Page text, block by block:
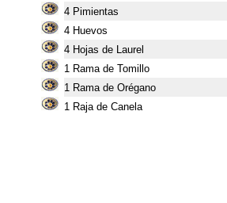
4 Pimientas
4 Huevos
4 Hojas de Laurel
1 Rama de Tomillo
1 Rama de Orégano
1 Raja de Canela